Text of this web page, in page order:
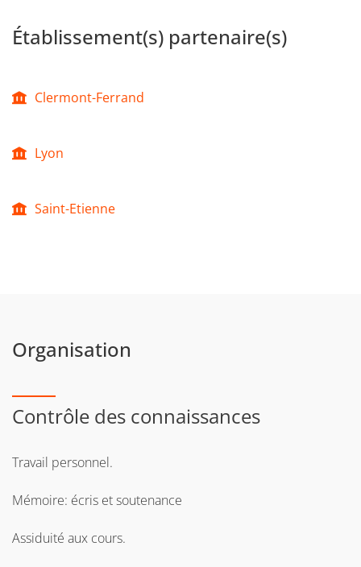
Établissement(s) partenaire(s)
Clermont-Ferrand
Lyon
Saint-Etienne
Organisation
Contrôle des connaissances
Travail personnel.
Mémoire: écris et soutenance
Assiduité aux cours.